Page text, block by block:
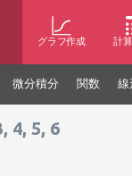
グラフ作成 計
微分積分 関数 線
4, 5, 6